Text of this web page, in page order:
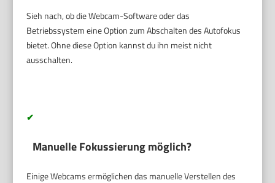
Sieh nach, ob die Webcam-Software oder das
Betriebssystem eine Option zum Abschalten des Autofokus
bietet. Ohne diese Option kannst du ihn meist nicht
ausschalten.
✔
Manuelle Fokussierung möglich?
Einige Webcams ermöglichen das manuelle Verstellen des